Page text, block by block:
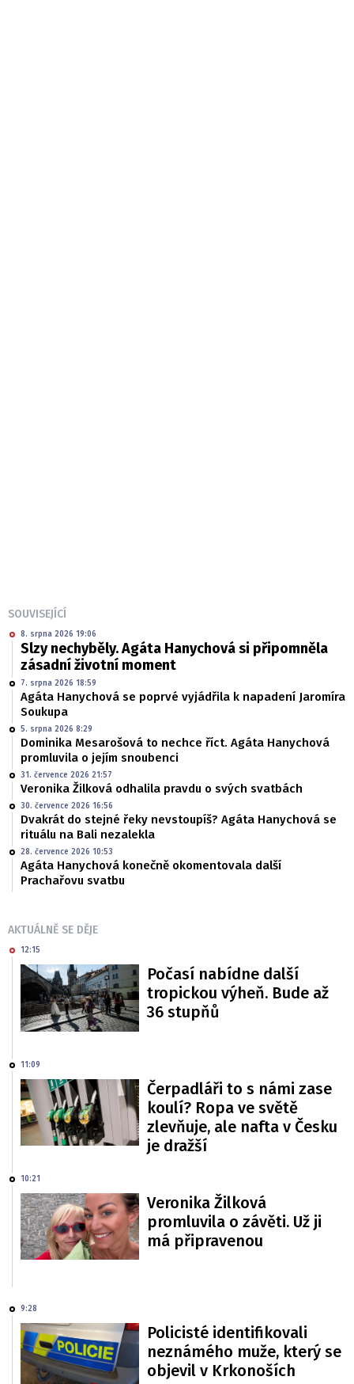
SOUVISEJÍCÍ
8. srpna 2026 19:06
Slzy nechyběly. Agáta Hanychová si připomněla
zásadní životní moment
7. srpna 2026 18:59
Agáta Hanychová se poprvé vyjádřila k napadení Jaromíra
Soukupa
5. srpna 2026 8:29
Dominika Mesarošová to nechce říct. Agáta Hanychová
promluvila o jejím snoubenci
31. července 2026 21:57
Veronika Žilková odhalila pravdu o svých svatbách
30. července 2026 16:56
Dvakrát do stejné řeky nevstoupíš? Agáta Hanychová se
rituálu na Bali nezalekla
28. července 2026 10:53
Agáta Hanychová konečně okomentovala další
Prachařovu svatbu
AKTUÁLNĚ SE DĚJE
12:15
Počasí nabídne další
tropickou výheň. Bude až
36 stupňů
11:09
Čerpadláři to s námi zase
koulí? Ropa ve světě
zlevňuje, ale nafta v Česku
je dražší
10:21
Veronika Žilková
promluvila o závěti. Už ji
má připravenou
9:28
Policisté identifikovali
neznámého muže, který se
objevil v Krkonoších